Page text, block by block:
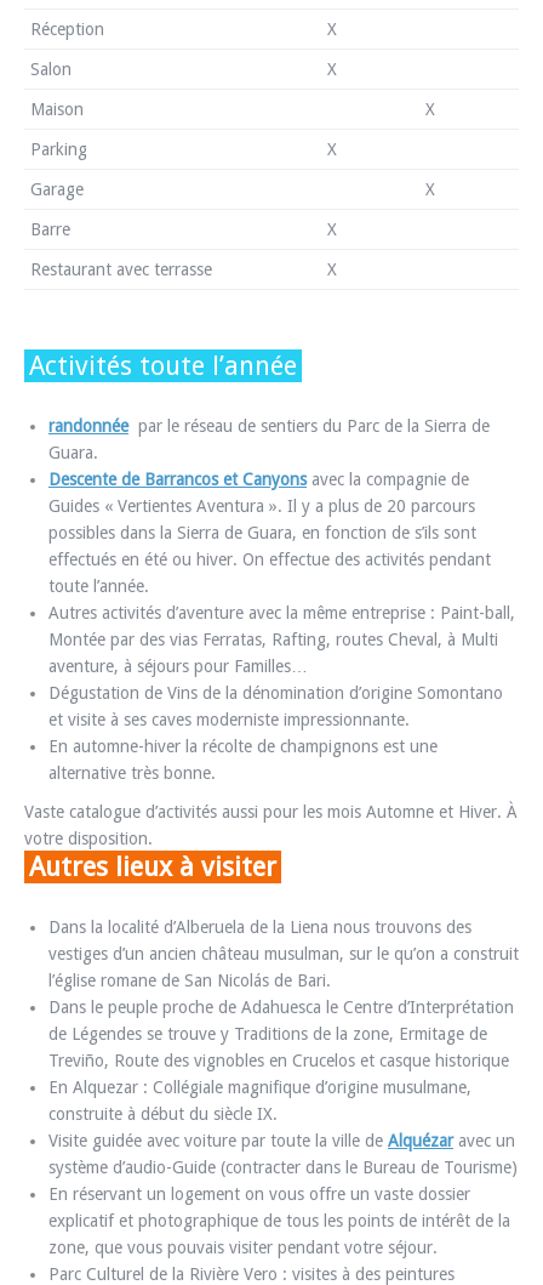
Réception X
Salon X
Maison X
Parking X
Garage X
Barre X
Restaurant avec terrasse X
Activités toute l’année
randonnéepar le réseau de sentiers du Parc de la Sierra de
Guara.
Descente de Barrancos et Canyonsavec la compagnie de
Guides « Vertientes Aventura ». Il y a plus de 20 parcours
possibles dans la Sierra de Guara, en fonction de s’ils sont
effectués en été ou hiver. On effectue des activités pendant
toute l’année.
Autres activités d’aventure avec la même entreprise : Paint-ball,
Montée par des vias Ferratas, Rafting, routes Cheval, à Multi
aventure, à séjours pour Familles…
Dégustation de Vins de la dénomination d’origine Somontano
et visite à ses caves moderniste impressionnante.
En automne-hiver la récolte de champignons est une
alternative très bonne.
Vaste catalogue d’activités aussi pour les mois Automne et Hiver. À
votre disposition.
Autres lieux à visiter
Dans la localité d’Alberuela de la Liena nous trouvons des
vestiges d’un ancien château musulman, sur le qu’on a construit
l’église romane de San Nicolás de Bari.
Dans le peuple proche de Adahuesca le Centre d’Interprétation
de Légendes se trouve y Traditions de la zone, Ermitage de
Treviño, Route des vignobles en Crucelos et casque historique
En Alquezar : Collégiale magnifique d’origine musulmane,
construite à début du siècle IX.
Visite guidée avec voiture par toute la ville de Alquézaravec un
système d’audio-Guide (contracter dans le Bureau de Tourisme)
En réservant un logement on vous offre un vaste dossier
explicatif et photographique de tous les points de intérêt de la
zone, que vous pouvais visiter pendant votre séjour.
Parc Culturel de la Rivière Vero : visites à des peintures